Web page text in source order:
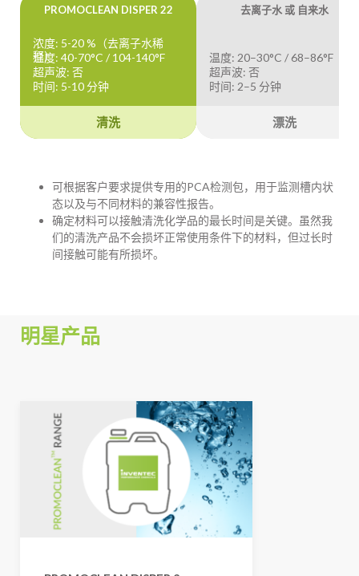
PROMOCLEAN DISPER 22
浓度: 5-20 %（去离子水稀
释）
温度: 40-70°C / 104-140°F
超声波: 否
时间: 5-10 分钟
清洗
去离子水 或 自来水
温度: 20–30°C / 68–86°F
超声波: 否
时间: 2–5 分钟
漂洗
可根据客户要求提供专用的PCA检测包，用于监测槽内状
态以及与不同材料的兼容性报告。
确定材料可以接触清洗化学品的最长时间是关键。虽然我
们的清洗产品不会损坏正常使用条件下的材料，但过长时
间接触可能有所损坏。
明星产品